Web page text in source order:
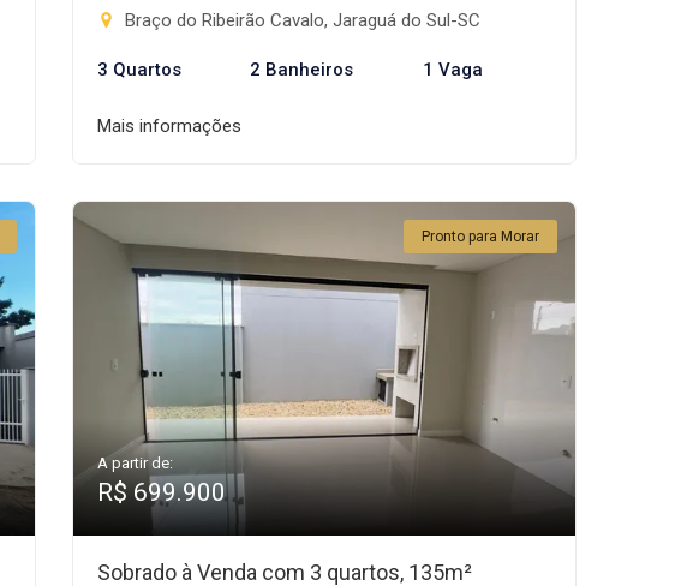
Braço do Ribeirão Cavalo, Jaraguá do Sul-SC
3 Quartos 2 Banheiros 1 Vaga
Mais informações
Pronto para Morar
A partir de:
R$ 699.900
Sobrado à Venda com 3 quartos, 135m²